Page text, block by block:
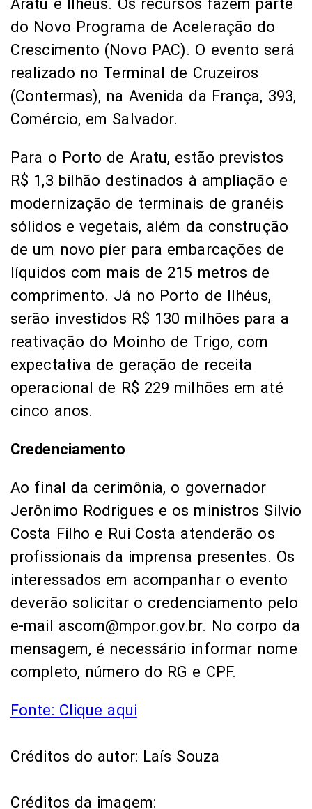
Aratu e Ilhéus. Os recursos fazem parte
do Novo Programa de Aceleração do
Crescimento (Novo PAC). O evento será
realizado no Terminal de Cruzeiros
(Contermas), na Avenida da França, 393,
Comércio, em Salvador.
Para o Porto de Aratu, estão previstos
R$ 1,3 bilhão destinados à ampliação e
modernização de terminais de granéis
sólidos e vegetais, além da construção
de um novo píer para embarcações de
líquidos com mais de 215 metros de
comprimento. Já no Porto de Ilhéus,
serão investidos R$ 130 milhões para a
reativação do Moinho de Trigo, com
expectativa de geração de receita
operacional de R$ 229 milhões em até
cinco anos.
Credenciamento
Ao final da cerimônia, o governador
Jerônimo Rodrigues e os ministros Silvio
Costa Filho e Rui Costa atenderão os
profissionais da imprensa presentes. Os
interessados em acompanhar o evento
deverão solicitar o credenciamento pelo
e-mail ascom@mpor.gov.br. No corpo da
mensagem, é necessário informar nome
completo, número do RG e CPF.
Fonte: Clique aqui
Créditos do autor: Laís Souza
Créditos da imagem: